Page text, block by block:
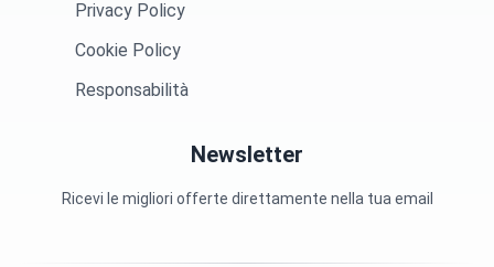
Privacy Policy
Cookie Policy
Responsabilità
Newsletter
Ricevi le migliori offerte direttamente nella tua email